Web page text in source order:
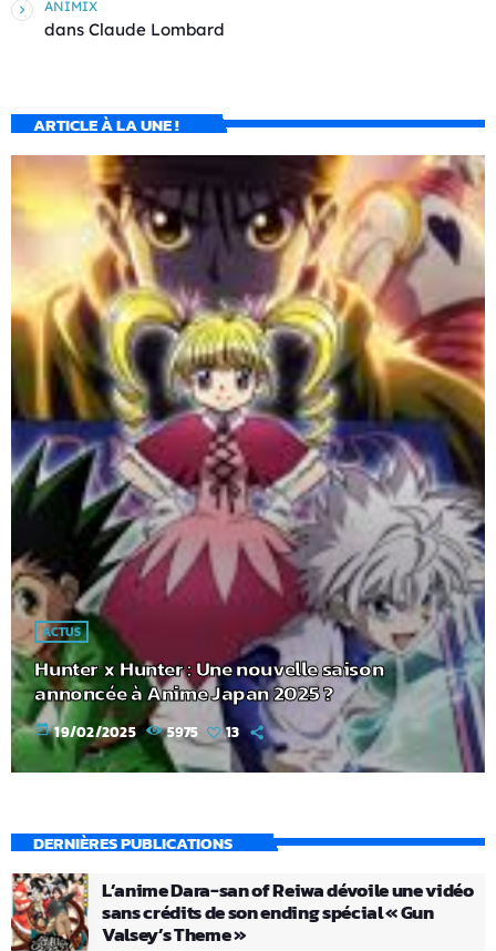
ANIMIX
dans Claude Lombard
ARTICLE À LA UNE !
ACTUS
Hunter x Hunter : Une nouvelle saison
annoncée à Anime Japan 2025 ?
today 19/02/2025 5975 13
DERNIÈRES PUBLICATIONS
L’anime Dara-san of Reiwa dévoile une vidéo
sans crédits de son ending spécial « Gun
Valsey’s Theme »